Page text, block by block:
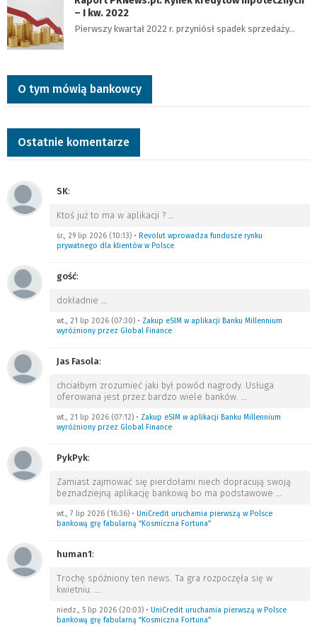
– I kw. 2022
Pierwszy kwartał 2022 r. przyniósł spadek sprzedaży…
O tym mówią bankowcy
Ostatnie komentarze
SK:
Ktoś już to ma w aplikacji ? …
śr., 29 lip 2026 (10:13) • Revolut wprowadza fundusze rynku
prywatnego dla klientów w Polsce
gość:
dokładnie …
wt., 21 lip 2026 (07:30) • Zakup eSIM w aplikacji Banku Millennium
wyróżniony przez Global Finance
Jas Fasola:
chciałbym zrozumieć jaki był powód nagrody. Usługa
oferowana jest przez bardzo wiele banków. …
wt., 21 lip 2026 (07:12) • Zakup eSIM w aplikacji Banku Millennium
wyróżniony przez Global Finance
PykPyk:
Zamiast zajmować się pierdołami niech dopracują swoją
beznadziejną aplikację bankową bo ma podstawowe …
wt., 7 lip 2026 (16:36) • UniCredit uruchamia pierwszą w Polsce
bankową grę fabularną “Kosmiczna Fortuna”
human1:
Trochę spóźniony ten news. Ta gra rozpoczęła się w
kwietniu. …
niedz., 5 lip 2026 (20:03) • UniCredit uruchamia pierwszą w Polsce
bankową grę fabularną “Kosmiczna Fortuna”